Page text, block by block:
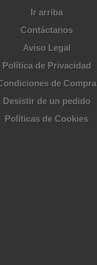
Ir arriba
Contáctanos
Aviso Legal
Política de Privacidad
de Compra
Desistir de un pedido
Políticas de Cookies